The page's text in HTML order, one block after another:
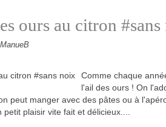
ours au citron
Comme chaque
l'ail des ours ! On
peut manger avec des pâtes ou à
plaisir vite fait et délicieux....